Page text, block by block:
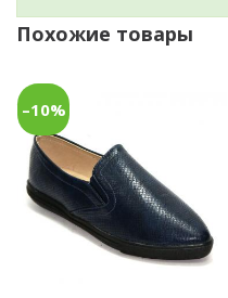
Похожие товары
–10%